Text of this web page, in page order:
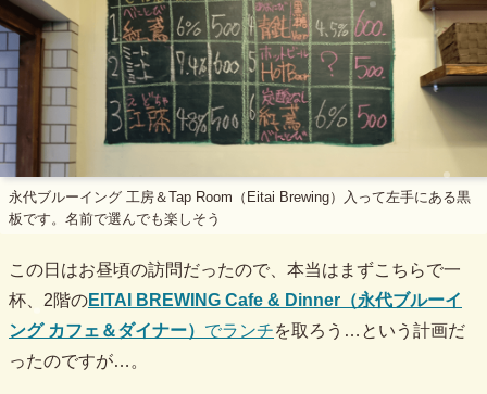
永代ブルーイング 工房＆Tap Room（Eitai Brewing）入って左手にある黒
板です。名前で選んでも楽しそう
この日はお昼頃の訪問だったので、本当はまずこちらで一
杯、2階のEITAI BREWING Cafe & Dinner（永代ブルーイ
ング カフェ＆ダイナー） でランチを取ろう…という計画だ
ったのですが…。